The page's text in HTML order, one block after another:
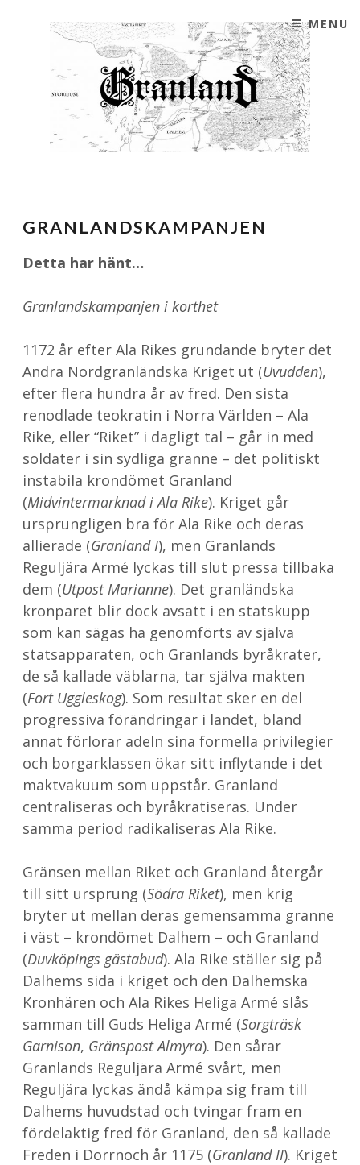
SKIP TO CONTENT MENU
GRANLANDSKAMPANJEN
Detta har hänt…
Granlandskampanjen i korthet
1172 år efter Ala Rikes grundande bryter det
Andra Nordgranländska Kriget ut (Uvudden),
efter flera hundra år av fred. Den sista
renodlade teokratin i Norra Världen – Ala
Rike, eller “Riket” i dagligt tal – går in med
soldater i sin sydliga granne – det politiskt
instabila krondömet Granland
(Midvintermarknad i Ala Rike). Kriget går
ursprungligen bra för Ala Rike och deras
allierade (Granland I), men Granlands
Reguljära Armé lyckas till slut pressa tillbaka
dem (Utpost Marianne). Det granländska
kronparet blir dock avsatt i en statskupp
som kan sägas ha genomförts av själva
statsapparaten, och Granlands byråkrater,
de så kallade väblarna, tar själva makten
(Fort Uggleskog). Som resultat sker en del
progressiva förändringar i landet, bland
annat förlorar adeln sina formella privilegier
och borgarklassen ökar sitt inflytande i det
maktvakuum som uppstår. Granland
centraliseras och byråkratiseras. Under
samma period radikaliseras Ala Rike.
Gränsen mellan Riket och Granland återgår
till sitt ursprung (Södra Riket), men krig
bryter ut mellan deras gemensamma granne
i väst – krondömet Dalhem – och Granland
(Duvköpings gästabud). Ala Rike ställer sig på
Dalhems sida i kriget och den Dalhemska
Kronhären och Ala Rikes Heliga Armé slås
samman till Guds Heliga Armé (Sorgträsk
Garnison, Gränspost Almyra). Den sårar
Granlands Reguljära Armé svårt, men
Reguljära lyckas ändå kämpa sig fram till
Dalhems huvudstad och tvingar fram en
fördelaktig fred för Granland, den så kallade
Freden i Dorrnoch år 1175 (Granland II). Kriget